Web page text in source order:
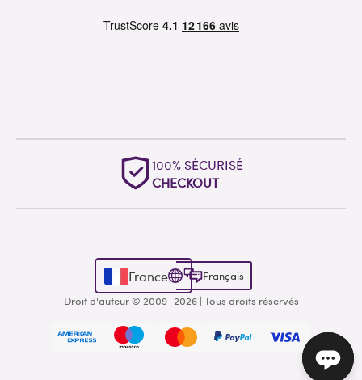
100% SÉCURISÉ
CHECKOUT
France
Français
Droit d'auteur © 2009–2026 | Tous droits réservés